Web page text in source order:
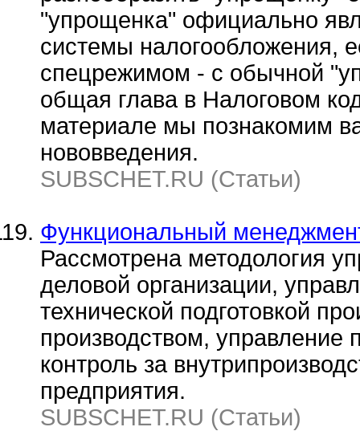
"упрощенка" официально
системы налогообложения,
спецрежимом - с обычной
общая глава в Налоговом
материале мы познакомим
нововведения.
SUBSCHET.RU (Статьи)
Функциональный
Рассмотрена методология
деловой организации,
технической подготовкой
производством, управление
контроль за
предприятия.
SUBSCHET.RU (Статьи)